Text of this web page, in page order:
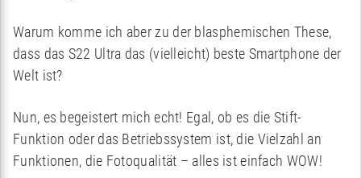
Warum komme ich aber zu der blasphemischen These,
dass das S22 Ultra das (vielleicht) beste Smartphone der
Welt ist?
Nun, es begeistert mich echt! Egal, ob es die Stift-
Funktion oder das Betriebssystem ist, die Vielzahl an
Funktionen, die Fotoqualität – alles ist einfach WOW!